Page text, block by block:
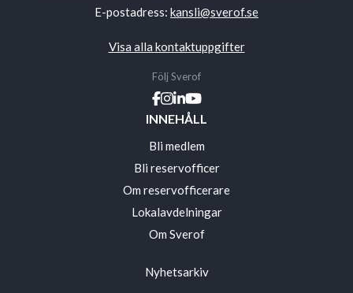
E-postadress: kansli@sverof.se
Visa alla kontaktuppgifter
Följ Sverof
INNEHÅLL
Bli medlem
Bli reservofficer
Om reservofficerare
Lokalavdelningar
Om Sverof
Nyhetsarkiv